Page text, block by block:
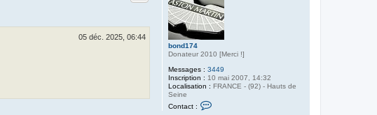
bond174
Donateur 2010 [Merci !]
Messages : 3449
Inscription : 10 mai 2007, 14:32
Localisation : FRANCE - (92) - Hauts de
Seine
Contact :
05 déc. 2025, 06:44